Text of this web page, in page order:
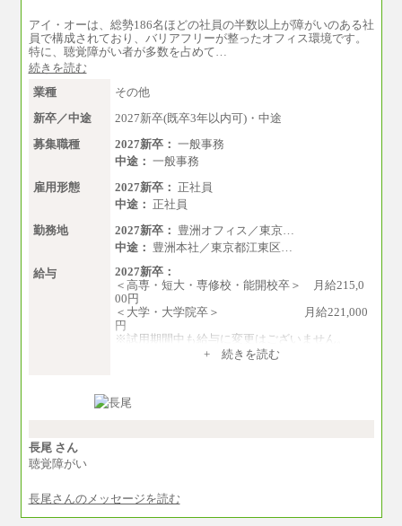
※試用期間中の給与に変更はありません。
※経験・能力を考慮し、当社規定により決定い
たします。
アイ・オーは、総勢186名ほどの社員の半数以上が障がいのある社
員で構成されており、バリアフリーが整ったオフィス環境です。
特に、聴覚障がい者が多数を占めて…
続きを読む
業種
その他
新卒／中途
2027新卒(既卒3年以内可)・中途
募集職種
2027新卒： 一般事務
中途： 一般事務
雇用形態
2027新卒： 正社員
中途： 正社員
勤務地
2027新卒： 豊洲オフィス／東京…
中途： 豊洲本社／東京都江東区…
給与
2027新卒：
＜高専・短大・専修校・能開校卒＞ 月給215,0
00円
＜大学・大学院卒＞ 月給221,000
円
※試用期間中も給与に変更はございません。
月給215,000円～276,000円
+ 続きを読む
長尾 さん
聴覚障がい
長尾さんのメッセージを読む